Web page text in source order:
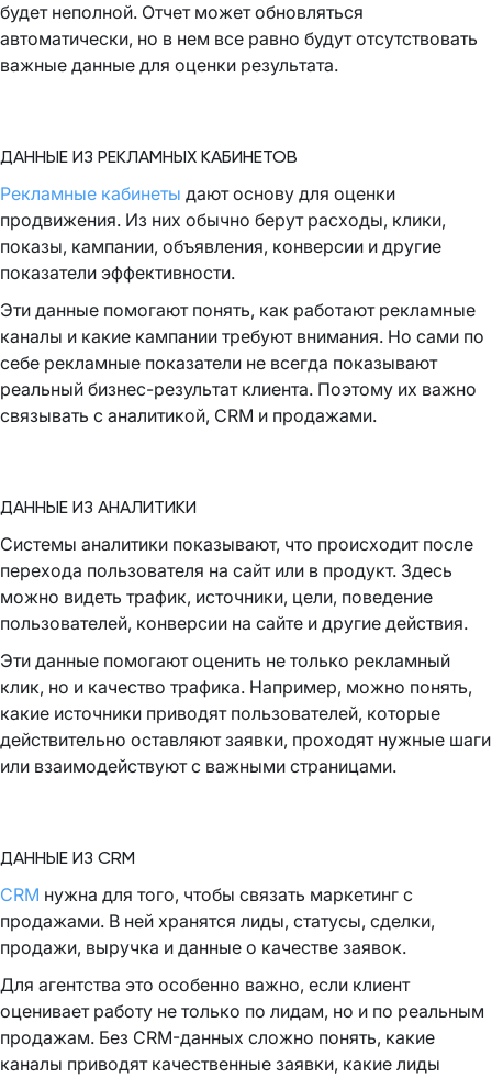
будет неполной. Отчет может обновляться
автоматически, но в нем все равно будут отсутствовать
важные данные для оценки результата.
ДАННЫЕ ИЗ РЕКЛАМНЫХ КАБИНЕТОВ
Рекламные кабинеты дают основу для оценки
продвижения. Из них обычно берут расходы, клики,
показы, кампании, объявления, конверсии и другие
показатели эффективности.
Эти данные помогают понять, как работают рекламные
каналы и какие кампании требуют внимания. Но сами по
себе рекламные показатели не всегда показывают
реальный бизнес-результат клиента. Поэтому их важно
связывать с аналитикой, CRM и продажами.
ДАННЫЕ ИЗ АНАЛИТИКИ
Системы аналитики показывают, что происходит после
перехода пользователя на сайт или в продукт. Здесь
можно видеть трафик, источники, цели, поведение
пользователей, конверсии на сайте и другие действия.
Эти данные помогают оценить не только рекламный
клик, но и качество трафика. Например, можно понять,
какие источники приводят пользователей, которые
действительно оставляют заявки, проходят нужные шаги
или взаимодействуют с важными страницами.
ДАННЫЕ ИЗ CRM
CRM нужна для того, чтобы связать маркетинг с
продажами. В ней хранятся лиды, статусы, сделки,
продажи, выручка и данные о качестве заявок.
Для агентства это особенно важно, если клиент
оценивает работу не только по лидам, но и по реальным
продажам. Без CRM-данных сложно понять, какие
каналы приводят качественные заявки, какие лиды